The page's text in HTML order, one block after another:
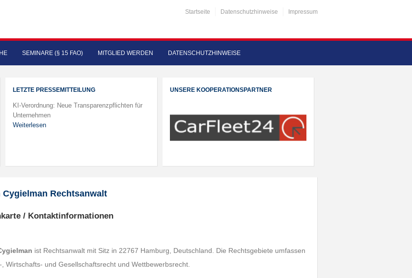
Startseite Datenschutzhinweise Impressum
SEMINARE (§ 15 FAO) MITGLIED WERDEN DATENSCHUTZHINWEISE
LETZTE PRESSEMITTEILUNG
KI-Verordnung: Neue Transparenzpflichten für
Unternehmen
Weiterlesen
UNSERE KOOPERATIONSPARTNER
Cygielman Rechtsanwalt
/ Kontaktinformationen
ist Rechtsanwalt mit Sitz in 22767 Hamburg, Deutschland. Die Rechtsgebiete umfassen
, Wirtschafts- und Gesellschaftsrecht und Wettbewerbsrecht.